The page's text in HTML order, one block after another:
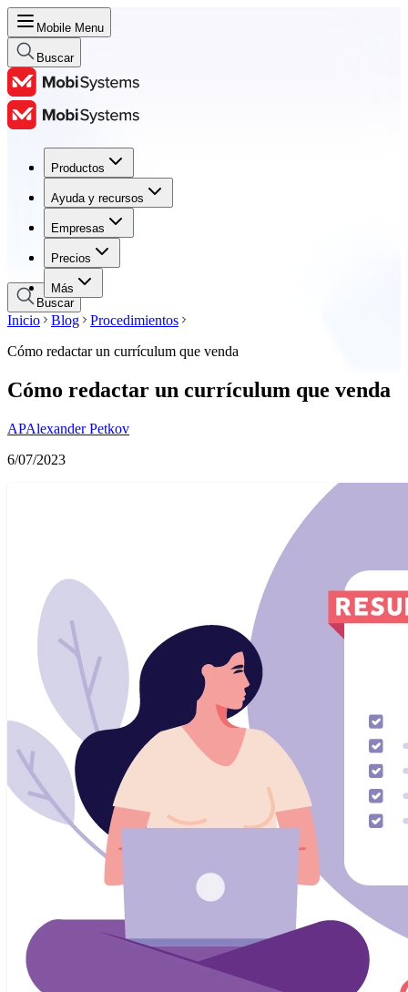
Mobile Menu
Buscar
Productos
Ayuda y recursos
Empresas
Precios
Más
Productos
Ayuda y recursos
Empresas
Precios
Buscar
Inicio Blog
Procedimientos
Cómo redactar un currículum que venda
Cómo redactar un currículum que venda
APAlexander Petkov
6/07/2023